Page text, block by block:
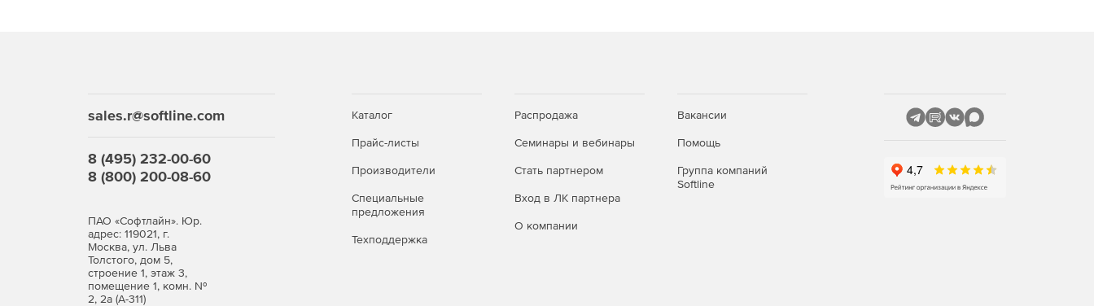
Поддержка Active Directory и функции корпоративного развертывания.
Инструменты создания командной строки.
sales.r@softline.com
8 (495) 232-00-60
8 (800) 200-08-60
ПАО «Софтлайн». Юр.
адрес: 119021, г.
Москва, ул. Льва
Толстого, дом 5,
строение 1, этаж 3,
помещение 1, комн. №
2, 2а (А-311)
Каталог
Прайс-листы
Производители
Специальные
предложения
Техподдержка
Распродажа
Семинары и вебинары
Стать партнером
Вход в ЛК партнера
О компании
Вакансии
Помощь
Группа компаний
Softline